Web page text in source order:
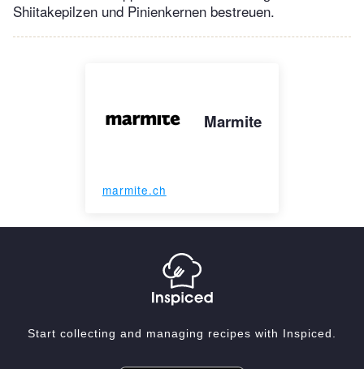
Shiitakepilzen und Pinienkernen bestreuen.
Marmite
marmite.ch
Start collecting and managing recipes with Inspiced.